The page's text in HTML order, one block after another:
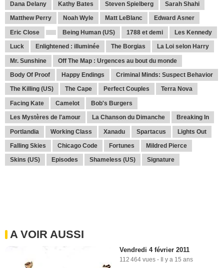
Dana Delany
Kathy Bates Steven Spielberg Sarah Shahi
Matthew Perry Noah Wyle Matt LeBlanc Edward Asner
Eric Close Being Human (US) 1788 et demi Les Kennedy
Luck Enlightened : illuminée The Borgias La Loi selon Harry
Mr. Sunshine Off The Map : Urgences au bout du monde
Body Of Proof Happy Endings Criminal Minds: Suspect Behavior
The Killing (US) The Cape Perfect Couples Terra Nova
Facing Kate Camelot Bob's Burgers
Les Mystères de l'amour La Chanson du Dimanche Breaking In
Portlandia Working Class Xanadu Spartacus Lights Out
Falling Skies Chicago Code Fortunes Mildred Pierce
Skins (US) Episodes Shameless (US) Signature
A VOIR AUSSI
Vendredi 4 février 2011
112 464 vues - Il y a 15 ans